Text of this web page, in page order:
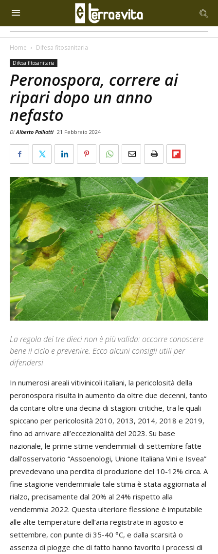
Home Difesa fitosanitaria
Difesa fitosanitaria
Peronospora, correre ai
ripari dopo un anno
nefasto
DiAlberto Palliotti 21 Febbraio 2024
La regola dei tre dieci non è più valida: occorre conoscere
bene il ciclo e prevenire. Ecco alcuni consigli utili per
difendersi
In numerosi areali vitivinicoli italiani, la pericolosità della
peronospora risulta in aumento da oltre due decenni, tanto
da contare oltre una decina di stagioni critiche, tra le quali
spiccano per pericolosità 2010, 2013, 2014, 2018 e 2019,
fino ad arrivare all’eccezionalità del 2023. Su base
nazionale, le prime stime vendemmiali di settembre fatte
dall’osservatorio “Assoenologi, Unione Italiana Vini e Isvea”
prevedevano una perdita di produzione del 10-12% circa. A
fine stagione vendemmiale tale stima è stata aggiornata al
rialzo, precisamente dal 20% al 24% rispetto alla
vendemmia 2022. Questa ulteriore flessione è imputabile
alle alte temperature dell’aria registrate in agosto e
settembre, con punte di 35-40 °C, e dalla scarsità o
assenza di piogge che di fatto hanno favorito i processi di